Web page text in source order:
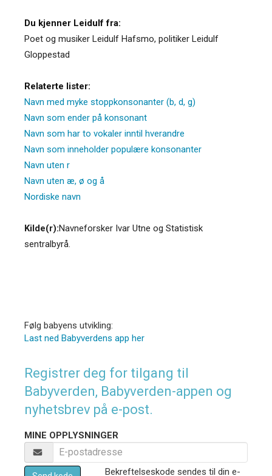
Du kjenner Leidulf fra:
Poet og musiker Leidulf Hafsmo, politiker Leidulf
Gloppestad
Relaterte lister:
Navn med myke stoppkonsonanter (b, d, g)
Navn som ender på konsonant
Navn som har to vokaler inntil hverandre
Navn som inneholder populære konsonanter
Navn uten r
Navn uten æ, ø og å
Nordiske navn
Kilde(r):Navneforsker Ivar Utne og Statistisk
sentralbyrå.
Følg babyens utvikling:
Last ned Babyverdens app her
Registrer deg for tilgang til
Babyverden, Babyverden-appen og
nyhetsbrev på e-post.
MINE OPPLYSNINGER
Bekreftelseskode sendes til din e-